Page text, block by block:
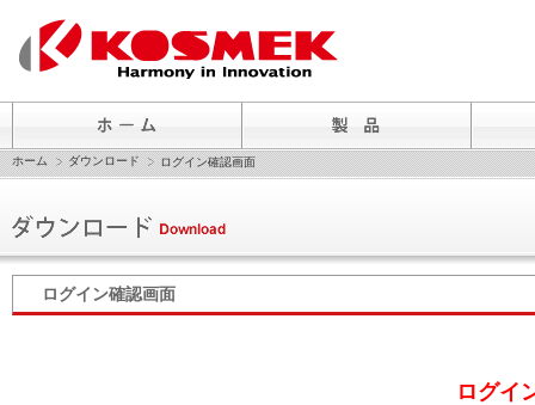
ホーム ダウンロード ログイン確認画面
ログイン確認画面
ログイ